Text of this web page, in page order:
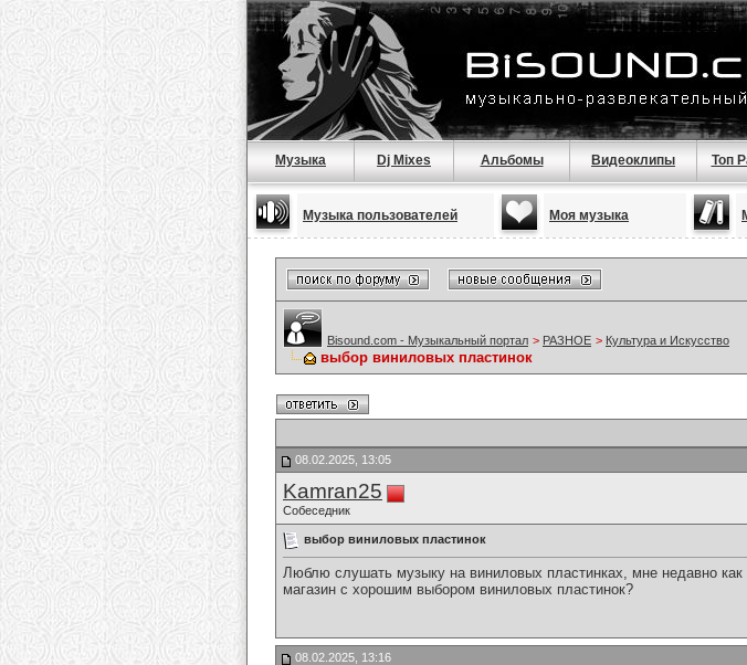
Музыка Dj Mixes Альбомы Видеоклипы Топ
Музыка пользователей Моя музыка
Bisound.com - Музыкальный портал > РАЗНОЕ > Культура и Искусство
выбор виниловых пластинок
08.02.2025, 13:05
Kamran25
Собеседник
выбор виниловых пластинок
Люблю слушать музыку на виниловых пластинках, мне недавно
магазин с хорошим выбором виниловых пластинок?
08.02.2025, 13:16